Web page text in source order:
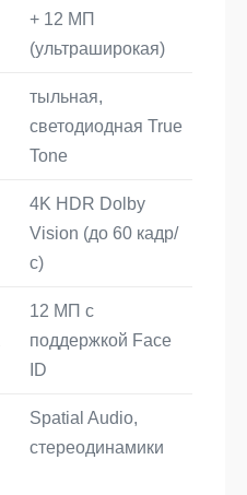
+ 12 МП
(ультраширокая)
тыльная,
светодиодная True
Tone
4K HDR Dolby
Vision (до 60 кадр/
с)
12 МП с
поддержкой Face
ID
Spatial Audio,
стереодинамики